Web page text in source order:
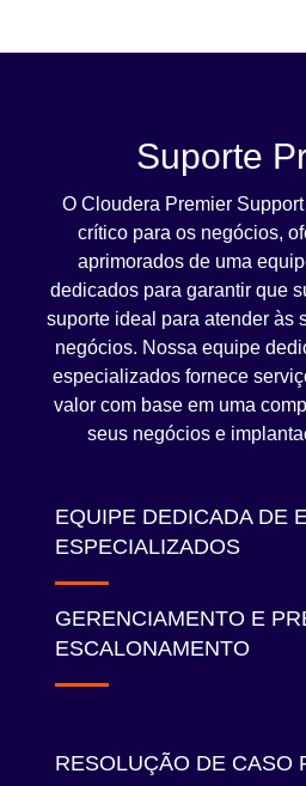
Suporte
O Cloudera Premier
crítico para os negócios,
aprimorados de uma
dedicados para garantir que
suporte ideal para atender às
negócios. Nossa equipe
especializados fornece
valor com base em uma
seus negócios e
EQUIPE DEDICADA DE
ESPECIALIZADOS
GERENCIAMENTO E
ESCALONAMENTO
RESOLUÇÃO DE CASO